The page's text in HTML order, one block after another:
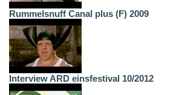
Rummelsnuff Canal plus (F) 2009
Interview ARD einsfestival 10/2012